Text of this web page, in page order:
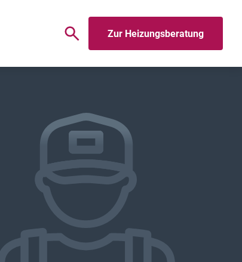
Zur Heizungsberatung